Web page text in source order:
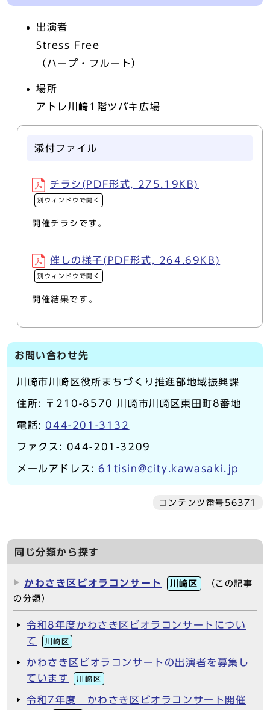
出演者
Stress Free
（ハープ・フルート）
場所
アトレ川崎1階ツバキ広場
添付ファイル
チラシ(PDF形式, 275.19KB)
別ウィンドウで開く
開催チラシです。
催しの様子(PDF形式, 264.69KB)
別ウィンドウで開く
開催結果です。
お問い合わせ先
川崎市川崎区役所まちづくり推進部地域振興課
住所: 〒210-8570 川崎市川崎区東田町8番地
電話: 044-201-3132
ファクス: 044-201-3209
メールアドレス:61tisin@city.kawasaki.jp
コンテンツ番号56371
同じ分類から探す
かわさき区ビオラコンサート 川崎区
（この記事
の分類）
令和8年度かわさき区ビオラコンサートについ
て
川崎区
かわさき区ビオラコンサートの出演者を募集し
ています
川崎区
令和7年度 かわさき区ビオラコンサート開催